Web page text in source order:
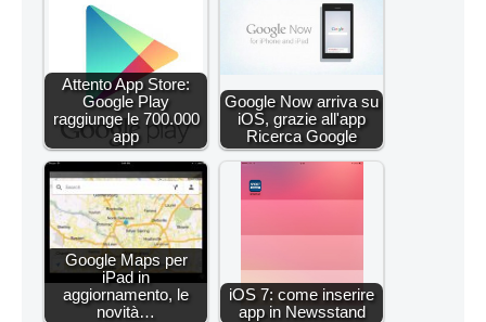
Attento App Store:
Google Play
raggiunge le 700.000
app
Google Now arriva su
iOS, grazie all'app
Ricerca Google
Google Maps per
iPad in
aggiornamento, le
novità…
iOS 7: come inserire
app in Newsstand